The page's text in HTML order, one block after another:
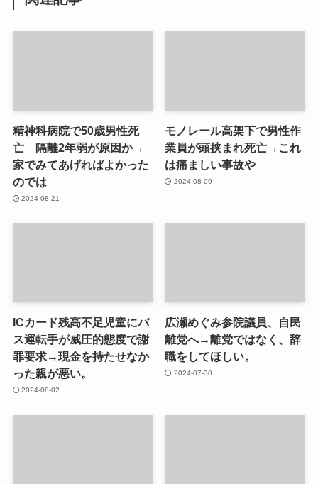
精神科病院で50歳男性死
亡 隔離2年弱が原因か→
家でみてあげればよかった
のでは
2024-08-21
モノレール高架下で男性作
業員が頭挟まれ死亡→これ
は痛ましい事故や
2024-08-09
ICカード残高不足児童にバ
ス運転手が威圧的態度で謝
罪要求→現金を持たせなか
った親が悪い。
2024-08-02
広瀬めぐみ参院議員、自民
離党へ→離党ではなく、辞
職をしてほしい。
2024-07-30